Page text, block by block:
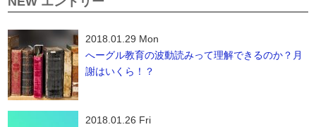
2018.01.29 Mon
へーグル教育の波動読みって理解できるのか？月
謝はいくら！？
2018.01.26 Fri